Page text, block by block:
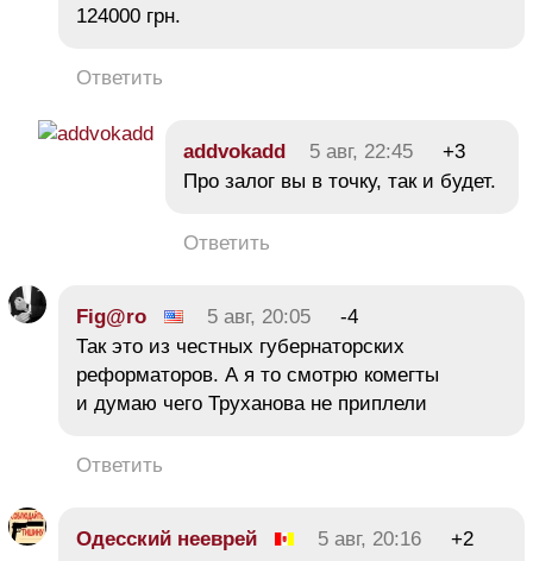
124000 грн.
Ответить
addvokadd 5 авг, 22:45
+3
Про залог вы в точку, так и будет.
Ответить
Fig@ro 5 авг, 20:05
-4
Так это из честных губернаторских
реформаторов. А я то смотрю комегты
и думаю чего Труханова не приплели
Ответить
Одесский нееврей 5 авг, 20:16 +2